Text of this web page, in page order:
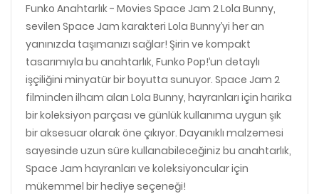
Funko Anahtarlık - Movies Space Jam 2 Lola Bunny,
sevilen Space Jam karakteri Lola Bunny’yi her an
yanınızda taşımanızı sağlar! Şirin ve kompakt
tasarımıyla bu anahtarlık, Funko Pop!’un detaylı
işçiliğini minyatür bir boyutta sunuyor. Space Jam 2
filminden ilham alan Lola Bunny, hayranları için harika
bir koleksiyon parçası ve günlük kullanıma uygun şık
bir aksesuar olarak öne çıkıyor. Dayanıklı malzemesi
sayesinde uzun süre kullanabileceğiniz bu anahtarlık,
Space Jam hayranları ve koleksiyoncular için
mükemmel bir hediye seçeneği!